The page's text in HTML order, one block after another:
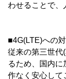
わせることで、
■4G(LTE)への
従来の第三世代
るため、国内
作なく安心して